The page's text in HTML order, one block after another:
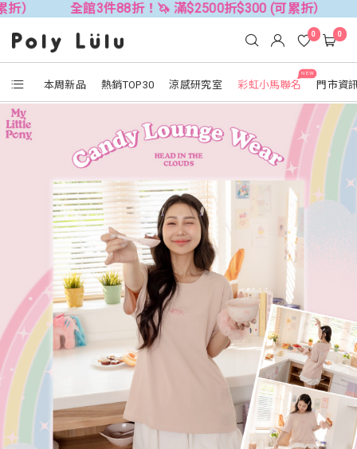
全館3件88折！🦄 滿$2500折$300 (可累折） 全館3件
本周新品 熱銷TOP30 涼感研究室
NEW
彩虹小馬聯名 門市資
0 0